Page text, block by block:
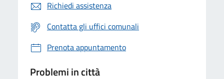
Richiedi assistenza
Contatta gli uffici comunali
Prenota appuntamento
Problemi in città